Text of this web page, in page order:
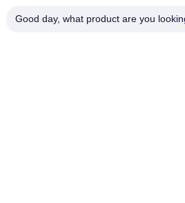
611, Bloque A, Centro de
Good day, what product are you